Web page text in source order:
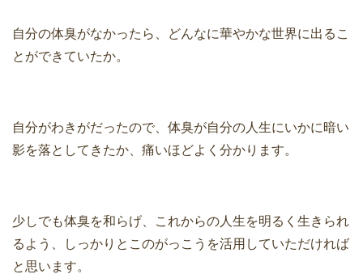
自分の体臭がなかったら、どんなに華やかな世界に出るこ
とができていたか。
自分がわきがだったので、体臭が自分の人生にいかに暗い
影を落としてきたか、痛いほどよく分かります。
少しでも体臭を和らげ、これからの人生を明るく生きられ
るよう、しっかりとこのがっこうを活用していただければ
と思います。